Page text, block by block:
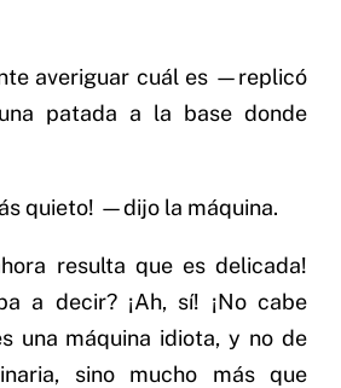
averiguar cuál es —replicó
patada a la base donde
quieto! —dijo la máquina.
resulta que es delicada!
a decir? ¡Ah, sí! ¡No cabe
una máquina idiota, y no de
sino mucho más que